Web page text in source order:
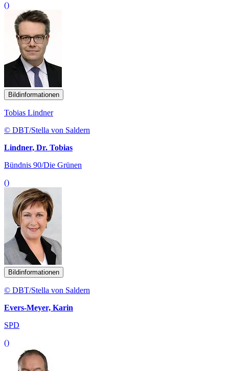
()
Bildinformationen
Tobias Lindner
© DBT/Stella von Saldern
Lindner, Dr. Tobias
Bündnis 90/Die Grünen
()
Bildinformationen
© DBT/Stella von Saldern
Evers-Meyer, Karin
SPD
()